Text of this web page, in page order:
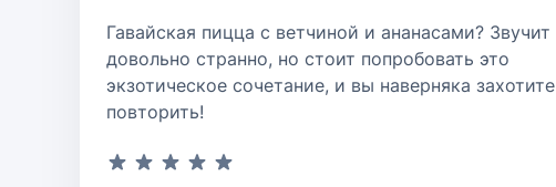
Гавайская пицца с ветчиной и ананасами? Звучит
довольно странно, но стоит попробовать это
экзотическое сочетание, и вы наверняка захотите
повторить!